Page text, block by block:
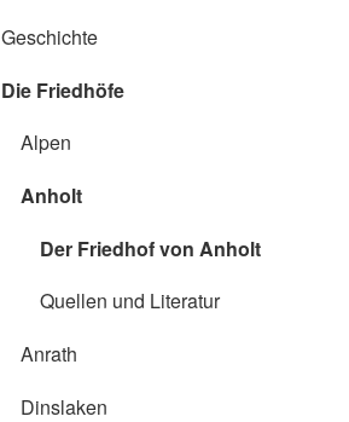
Geschichte
Die Friedhöfe
Alpen
Anholt
Der Friedhof von Anholt
Quellen und Literatur
Anrath
Dinslaken